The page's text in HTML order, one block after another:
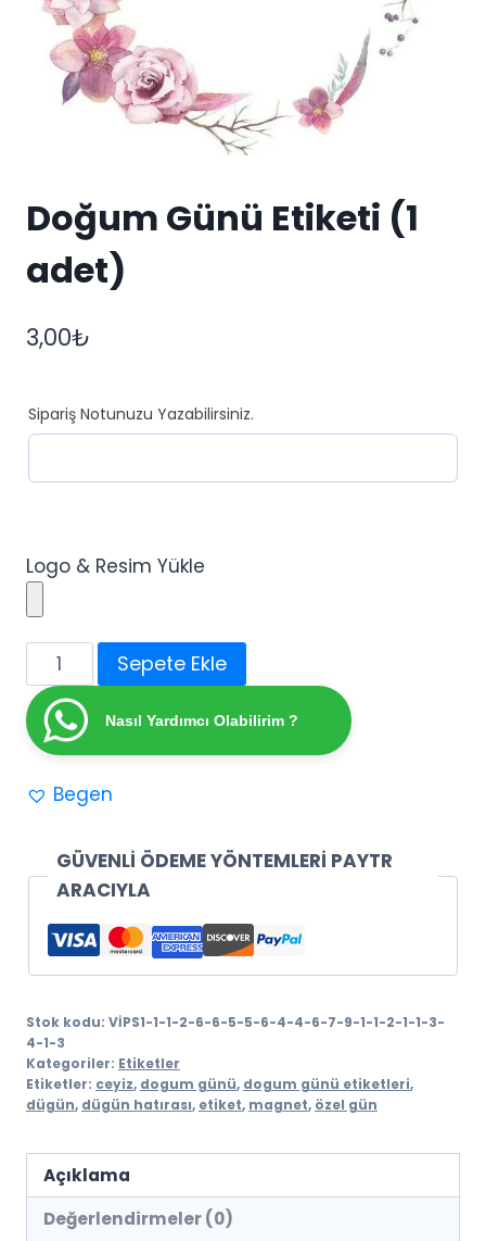
Doğum Günü Etiketi (1
adet)
3,00₺
Sipariş Notunuzu Yazabilirsiniz.
Logo & Resim Yükle
Doğum
Günü
Etiketi
(1
adet
Sepete Ekle
Nasıl Yardımcı Olabilirim ?
Begen
GÜVENLİ ÖDEME YÖNTEMLERİ PAYTR
ARACIYLA
Stok kodu: VİPS1-1-1-2-6-6-5-5-6-4-4-6-7-9-1-1-2-1-1-3-
4-1-3
Kategoriler: Etiketler
Etiketler: ceyiz, dogum günü, dogum günü etiketleri,
dügün, dügün hatırası, etiket, magnet, özel gün
Açıklama
Değerlendirmeler (0)